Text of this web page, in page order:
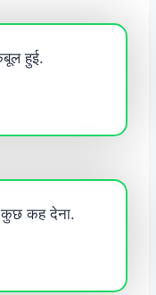
हुई.
कुछ कह देना.